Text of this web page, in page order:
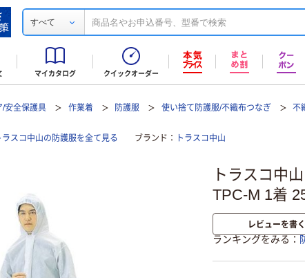
すべて
マイカタログ クイックオーダー
/安全保護具 作業着 防護服 使い捨て防護服/不織布つなぎ 不
ラスコ中山の防護服を全て見る ブランド トラスコ中山
トラスコ中
TPC-M 1着
レビューを書く
ランキングをみる